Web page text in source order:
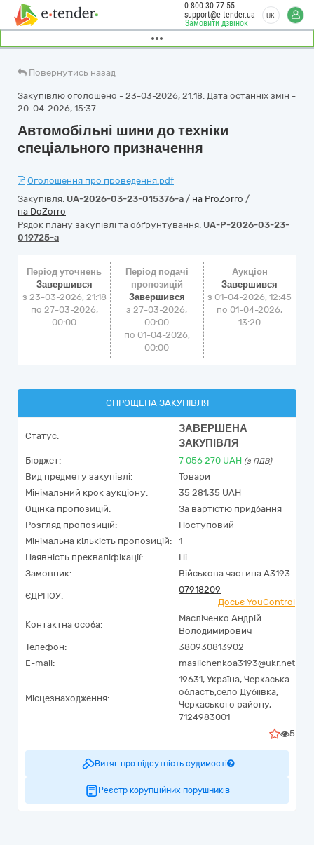
Замовити дзвінок
0 800 30 77 55
support@e-tender.ua
UK
Повернутись назад
Закупівлю оголошено - 23-03-2026, 21:18. Дата останніх змін -
20-04-2026, 15:37
Автомобільні шини до техніки
спеціального призначення
Оголошення про проведення.pdf
Закупівля: UA-2026-03-23-015376-a / на ProZorro /
на DoZorro
Рядок плану закупівлі та обґрунтування: UA-P-2026-03-23-
019725-a
Період уточнень
Завершився
з 23-03-2026, 21:18
по 27-03-2026,
00:00
Період подачі
пропозицій
Завершився
з 27-03-2026,
00:00
по 01-04-2026,
00:00
Аукціон
Завершився
з 01-04-2026, 12:45
по 01-04-2026,
13:20
СПРОЩЕНА ЗАКУПІВЛЯ
Статус:
ЗАВЕРШЕНА
ЗАКУПІВЛЯ
Бюджет: 7 056 270 UAH (з ПДВ)
Вид предмету закупівлі:
Товари
Мінімальний крок аукціону:
35 281,35 UAH
Оцінка пропозицій:
За вартістю придбання
Розгляд пропозицій:
Поступовий
Мінімальна кількість пропозицій:
1
Наявність прекваліфікації:
Ні
Замовник:
Військова частина А3193
ЄДРПОУ:
07918209
Досьє YouControl
Контактна особа:
Масліченко Андрій
Володимирович
Телефон:
380930813902
E-mail:
maslichenkoa3193@ukr.net
Місцезнаходження:
19631, Україна, Черкаська
область,село Дубіївка,
Черкаського району,
7124983001
5
Витяг про відсутність судимості
Реєстр корупційних порушників